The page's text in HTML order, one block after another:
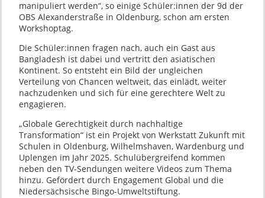
manipuliert werden“, so einige Schüler:innen der 9d der
OBS Alexanderstraße in Oldenburg, schon am ersten
Workshoptag.
Die Schüler:innen fragen nach, auch ein Gast aus
Bangladesh ist dabei und vertritt den asiatischen
Kontinent. So entsteht ein Bild der ungleichen
Verteilung von Chancen weltweit, das einlädt, weiter
nachzudenken und sich für eine gerechtere Welt zu
engagieren.
„Globale Gerechtigkeit durch nachhaltige
Transformation“ ist ein Projekt von Werkstatt Zukunft mit
Schulen in Oldenburg, Wilhelmshaven, Wardenburg und
Uplengen im Jahr 2025. Schulübergreifend kommen
neben den TV-Sendungen weitere Videos zum Thema
hinzu. Gefördert durch Engagement Global und die
Niedersächsische Bingo-Umweltstiftung.